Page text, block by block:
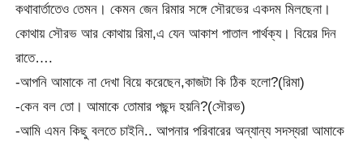
কথাবার্তাতেও তেমন। কেমন জেন রিমার সঙ্গে সৌরভের একদম মিলছেনা।
কোথায় সৌরভ আর কোথায় রিমা,এ যেন আকাশ পাতাল পার্থক্য। বিয়ের দিন
রাতে….
-আপনি আমাকে না দেখা বিয়ে করেছেন,কাজটা কি ঠিক হলো?(রিমা)
-কেন বল তো। আমাকে তোমার পছন্দ হয়নি?(সৌরভ)
-আমি এমন কিছু বলতে চাইনি.. আপনার পরিবারের অন্যান্য সদস্যরা আমাকে